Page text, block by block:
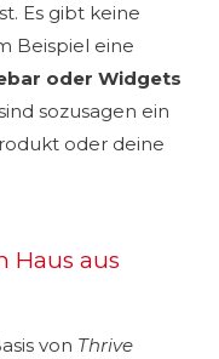
Es gibt keine
Beispiel eine
oder Widgets
sozusagen ein
oder deine
Haus aus
von Thrive